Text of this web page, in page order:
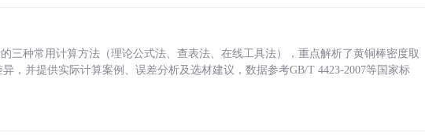
三种常用计算方法（理论公式法、查表法、在线工具法），重点解析了黄铜棒密度取
异，并提供实际计算案例、误差分析及选材建议，数据参考GB/T 4423-2007等国家标